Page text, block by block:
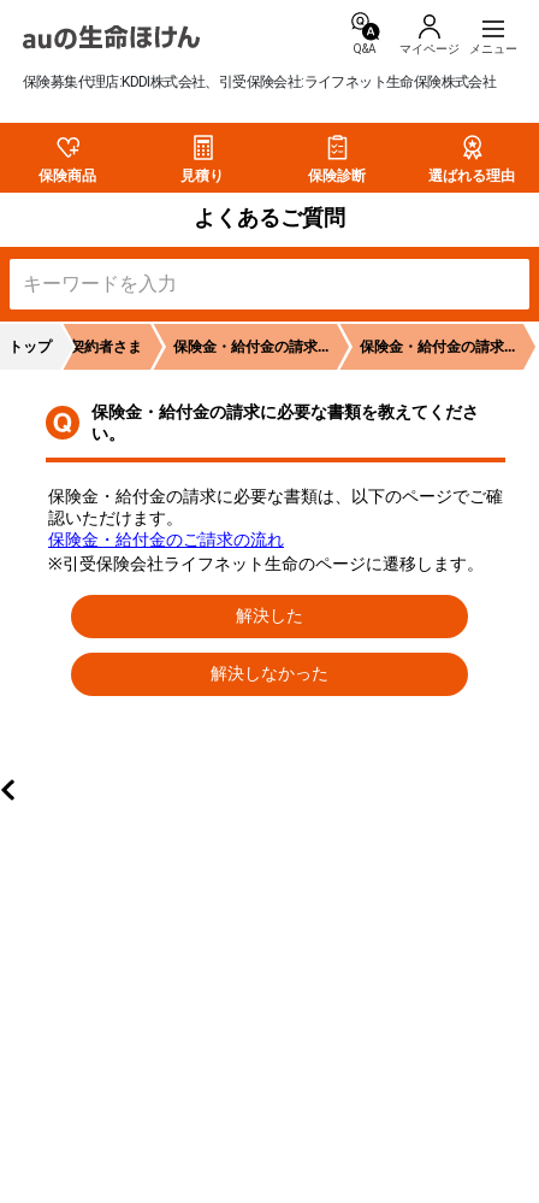
Q&A マイページ
保険募集代理店:KDDI株式会社、引受保険会社:ライフネット生命保険株式会社
保険商品 見積り 保険診断 選ばれる理由
よくあるご質問
トップ ご契約者さま 保険金・給付金の請求... 保険金・給付金の請求...
保険金・給付金の請求に必要な書類を教えてくださ
い。
保険金・給付金の請求に必要な書類は、以下のページでご確
認いただけます。
保険金・給付金のご請求の流れ
※引受保険会社ライフネット生命のページに遷移します。
解決した
解決しなかった